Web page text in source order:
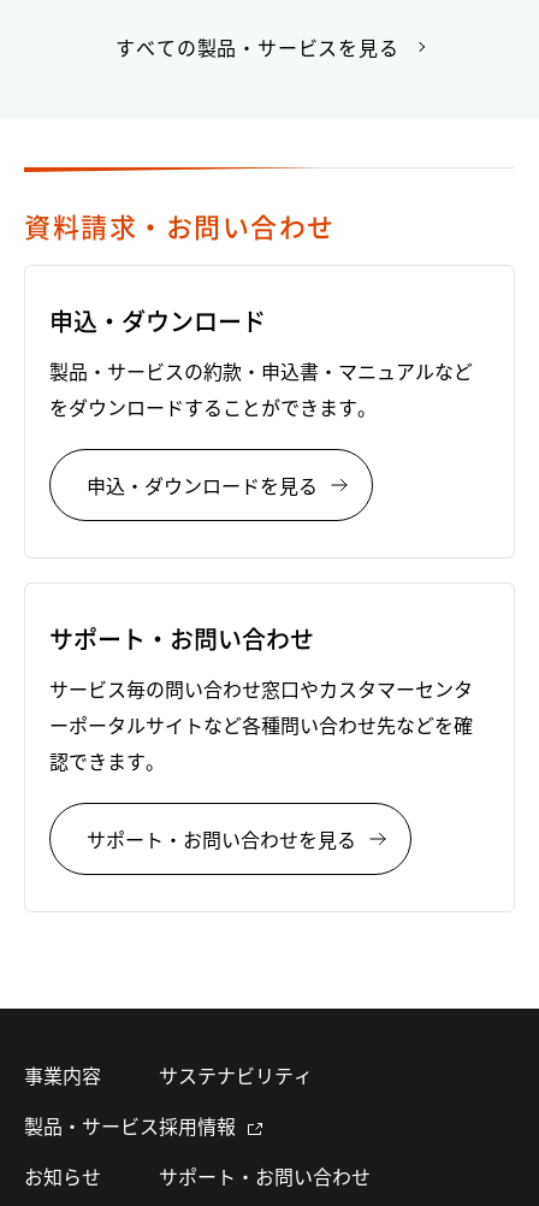
すべての製品・サービスを見る
資料請求・お問い合わせ
申込・ダウンロード
製品・サービスの約款・申込書・マニュアルなど
をダウンロードすることができます。
申込・ダウンロードを見る
サポート・お問い合わせ
サービス毎の問い合わせ窓口やカスタマーセンタ
ーポータルサイトなど各種問い合わせ先などを確
認できます。
サポート・お問い合わせを見る
事業内容
製品・サービス
お知らせ
サステナビリティ
採用情報
サポート・お問い合わせ